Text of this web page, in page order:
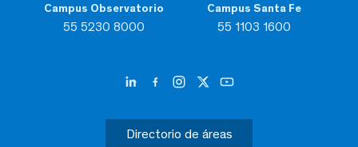
Campus Observatorio
55 5230 8000
Campus Santa Fe
55 1103 1600
Directorio de áreas